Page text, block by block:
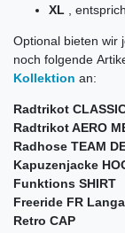
XL ,
Optional bieten wir
noch folgende
Kollektion an:
Radtrikot
Radtrikot AERO
Radhose TEAM
Kapuzenjacke
Funktions SHIRT
Freeride FR
Retro CAP